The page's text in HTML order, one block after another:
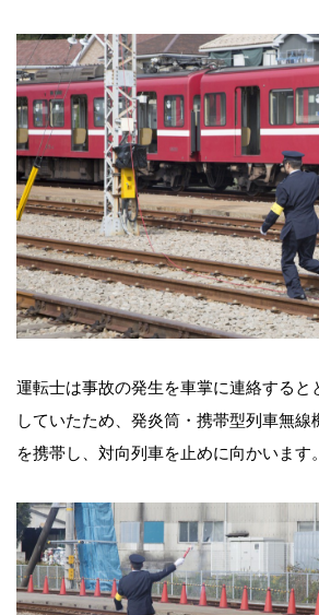
運転士は事故の発生を車掌に連絡すると
していたため、発炎筒・携帯型列車無線
を携帯し、対向列車を止めに向かいます。